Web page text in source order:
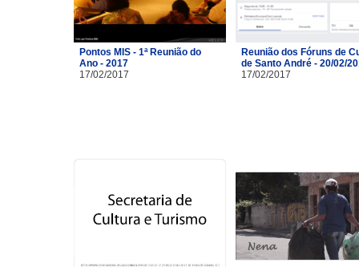
Pontos MIS - 1ª Reunião do
Ano - 2017
17/02/2017
Reunião dos Fóruns de
de Santo André - 20/02/
17/02/2017